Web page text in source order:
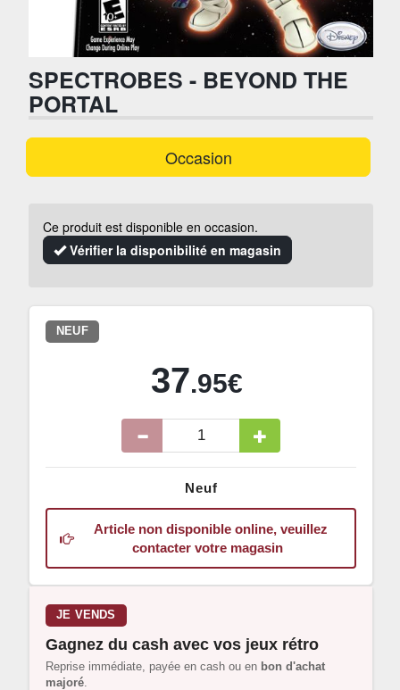
SPECTROBES - BEYOND THE
PORTAL
Occasion
Ce produit est disponible en occasion.
Vérifier la disponibilité en magasin
NEUF
37.95€
Neuf
Article non disponible online, veuillez
contacter votre magasin
JE VENDS
Gagnez du cash avec vos jeux rétro
Reprise immédiate, payée en cash ou en bon d'achat
majoré.